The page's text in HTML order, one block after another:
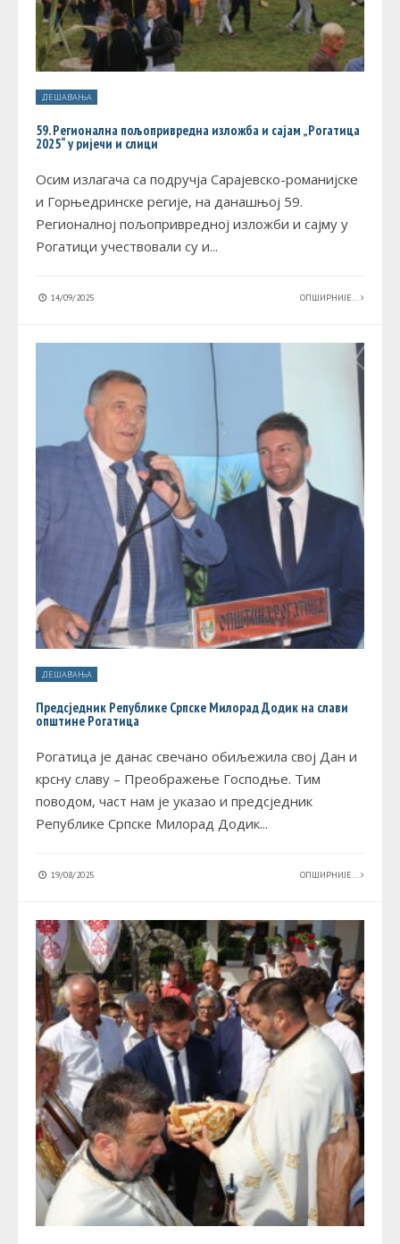
ДЕШАВАЊА
59. Регионална пољопривредна изложба и сајам „Рогатица
2025“ у ријечи и слици
Осим излагача са подручја Сарајевско-романијске
и Горњедринске регије, на данашњој 59.
Регионалној пољопривредној изложби и сајму у
Рогатици учествовали су и...
14/09/2025 ОПШИРНИЈЕ...
ДЕШАВАЊА
Предсједник Републике Српске Милорад Додик на слави
општине Рогатица
Рогатица је данас свечано обиљежила свој Дан и
крсну славу – Преображење Господње. Тим
поводом, част нам је указао и предсједник
Републике Српске Милорад Додик...
19/08/2025 ОПШИРНИЈЕ...